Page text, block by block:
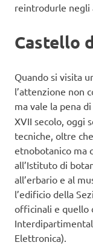
reintrodurle negli
Castello
Quando si visita
l’attenzione non
ma vale la pena
XVII secolo, oggi
tecniche, oltre
etnobotanico ma
all’Istituto di
all’erbario e al
l’edificio della
officinali e quello
Elettronica).